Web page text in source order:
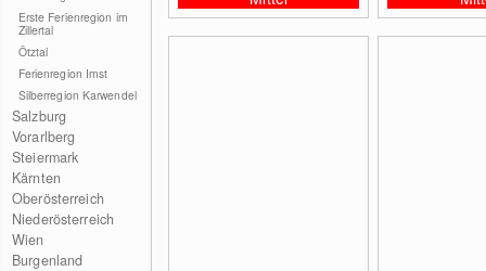
Erste Ferienregion im
Zillertal
Ötztal
Ferienregion Imst
Silberregion Karwendel
Salzburg
Vorarlberg
Steiermark
Kärnten
Oberösterreich
Niederösterreich
Wien
Burgenland